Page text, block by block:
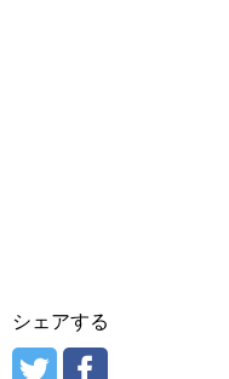
シェアする